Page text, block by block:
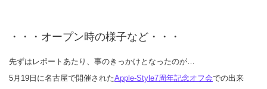
・・・オープン時の様子など・・・
先ずはレポートあたり、事のきっかけとなったのが…
5月19日に名古屋で開催されたApple-Style7周年記念オフ会での出来